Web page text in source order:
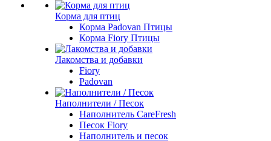
Корма для птиц
Корма Padovan Птицы
Корма Fiory Птицы
Лакомства и добавки
Fiory
Padovan
Наполнители / Песок
Наполнитель CareFresh
Песок Fiory
Наполнитель и песок